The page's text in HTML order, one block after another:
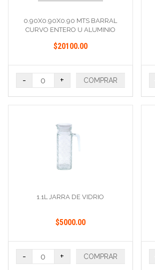
0.90X0.90X0.90 MTS BARRAL
CURVO ENTERO U ALUMINIO
$20100.00
- + COMPRAR
1.1L JARRA DE VIDRIO
$5000.00
- + COMPRAR